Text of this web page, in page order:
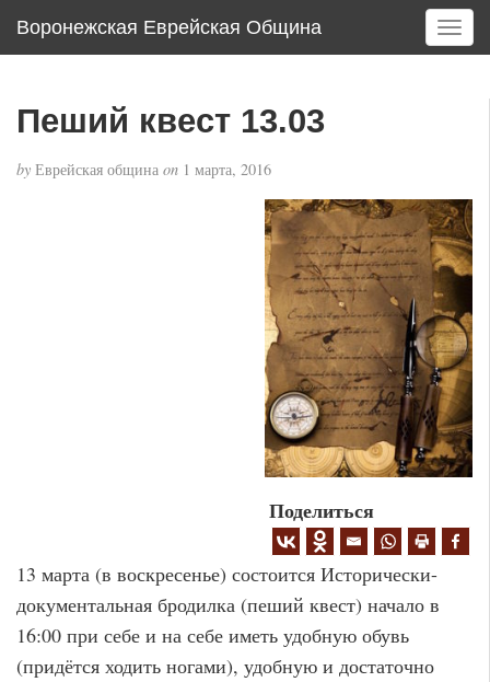
Воронежская Еврейская Община
T
o
a
v
i
g
t
i
o
n
Пеший квест 13.03
by Еврейская община on 1 марта, 2016
Поделиться
13 марта (в воскресенье) состоится Исторически-
документальная бродилка (пеший квест) начало в
16:00 при себе и на себе иметь удобную обувь
(придётся ходить ногами), удобную и достаточно